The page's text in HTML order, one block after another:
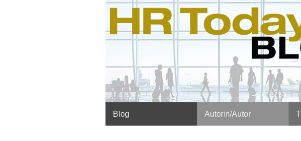
Hauptmenü
Blog Autorin/Autor